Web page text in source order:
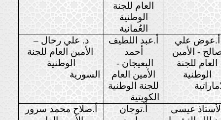
العام للجنة
الوطنية
العُمانية
د. علي رحال –
الأمين العام للجنة
الوطنية
السورية
أ.عبد اللطيف
أحمد
البعيجان -
الأمين العام
للجنة الوطنية
الكويتية
أ.عوض علي
- الأمين
العام للجنة
الوطنية
أ.صلاح محمد سرور
أ.توجان
عيسى